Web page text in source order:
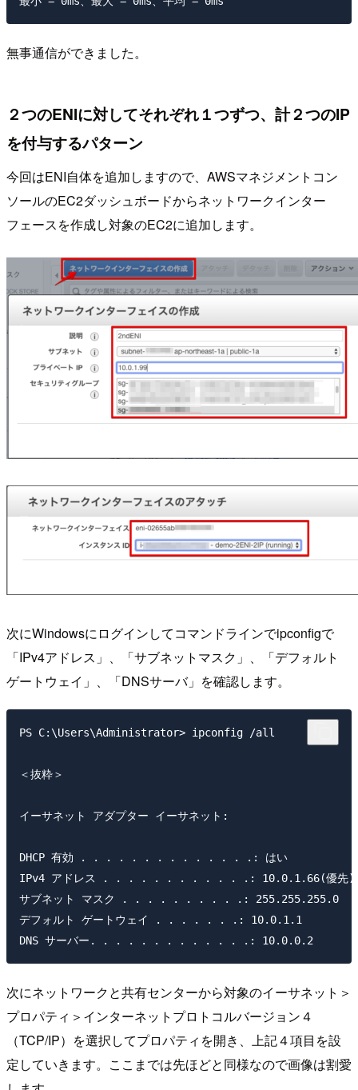
無事通信ができました。
２つのENIに対してそれぞれ１つずつ、計２つのIP
を付与するパターン
今回はENI自体を追加しますので、AWSマネジメントコン
ソールのEC2ダッシュボードからネットワークインター
フェースを作成し対象のEC2に追加します。
次にWindowsにログインしてコマンドラインでipconfigで
「IPv4アドレス」、「サブネットマスク」、「デフォルト
ゲートウェイ」、「DNSサーバ」を確認します。
PS C:\Users\Administrator> ipconfig /all
＜抜粋＞
イーサネット アダプター イーサネット:
DHCP 有効 . . . . . . . . . . . . . .: はい
IPv4 アドレス . . . . . . . . . . . .: 10.0.1.66(優先)
サブネット マスク . . . . . . . . . .: 255.255.255.0
デフォルト ゲートウェイ . . . . . . .: 10.0.1.1
次にネットワークと共有センターから対象のイーサネット＞
プロパティ＞インターネットプロトコルバージョン４
（TCP/IP）を選択してプロパティを開き、上記４項目を設
定していきます。ここまでは先ほどと同様なので画像は割愛